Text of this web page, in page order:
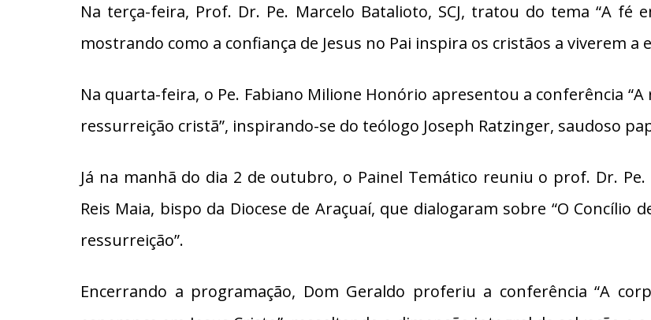
Na terça-feira, Prof. Dr. Pe. Marcelo Batalioto, SCJ, tratou do tema “A fé
mostrando como a confiança de Jesus no Pai inspira os cristãos a viverem
Na quarta-feira, o Pe. Fabiano Milione Honório apresentou a conferência
ressurreição cristã”, inspirando-se do teólogo Joseph Ratzinger, saudoso
Já na manhã do dia 2 de outubro, o Painel Temático reuniu o prof. Dr.
Reis Maia, bispo da Diocese de Araçuaí, que dialogaram sobre “O Concílio
ressurreição”.
Encerrando a programação, Dom Geraldo proferiu a conferência “A